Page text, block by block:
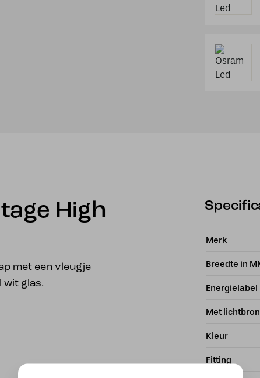
High
met een vleugje
wit glas.
Merk
Breedte in
Energielabel
Met lichtbron
Kleur
Fitting